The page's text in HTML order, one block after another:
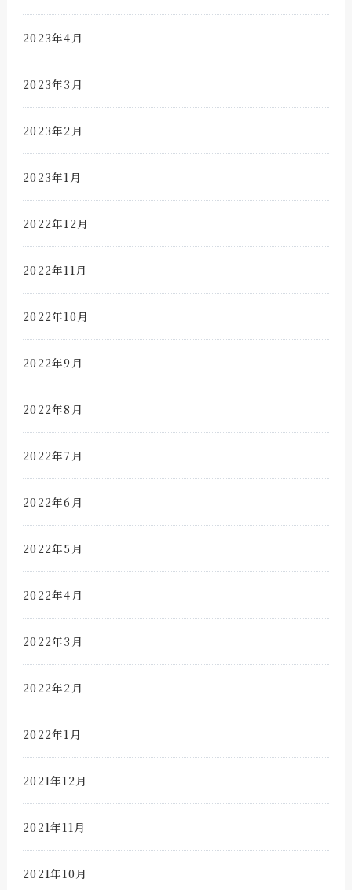
2023年4月
2023年3月
2023年2月
2023年1月
2022年12月
2022年11月
2022年10月
2022年9月
2022年8月
2022年7月
2022年6月
2022年5月
2022年4月
2022年3月
2022年2月
2022年1月
2021年12月
2021年11月
2021年10月